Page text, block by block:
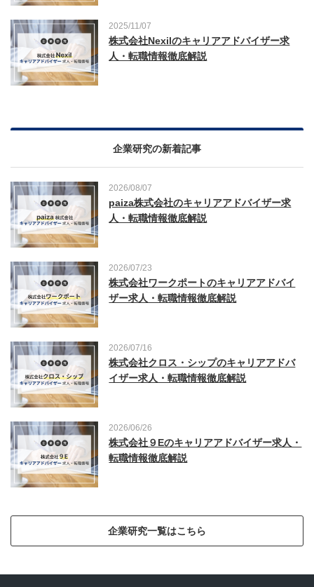
2025/11/07
株式会社Nexilのキャリアアドバイザー求
人・転職情報徹底解説
企業研究の新着記事
2026/08/07
paiza株式会社のキャリアアドバイザー求
人・転職情報徹底解説
2026/07/23
株式会社ワークポートのキャリアアドバイ
ザー求人・転職情報徹底解説
2026/07/16
株式会社クロス・シップのキャリアアドバ
イザー求人・転職情報徹底解説
2026/06/26
株式会社９Eのキャリアアドバイザー求人・
転職情報徹底解説
企業研究一覧はこちら